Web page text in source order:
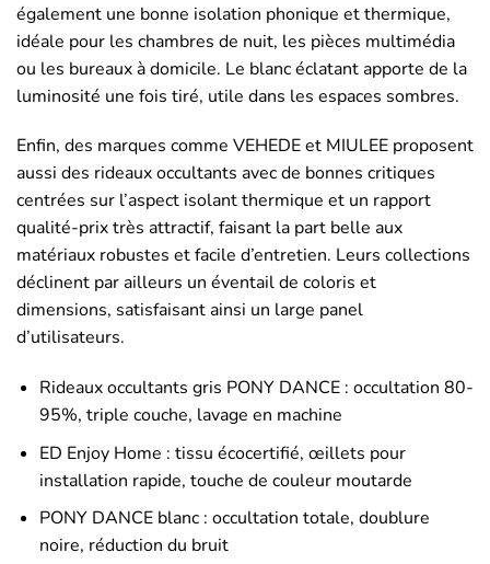
également une bonne isolation phonique et thermique,
idéale pour les chambres de nuit, les pièces multimédia
ou les bureaux à domicile. Le blanc éclatant apporte de la
luminosité une fois tiré, utile dans les espaces sombres.
Enfin, des marques comme VEHEDE et MIULEE proposent
aussi des rideaux occultants avec de bonnes critiques
centrées sur l’aspect isolant thermique et un rapport
qualité-prix très attractif, faisant la part belle aux
matériaux robustes et facile d’entretien. Leurs collections
déclinent par ailleurs un éventail de coloris et
dimensions, satisfaisant ainsi un large panel
d’utilisateurs.
Rideaux occultants gris PONY DANCE : occultation 80-
95%, triple couche, lavage en machine
ED Enjoy Home : tissu écocertifié, œillets pour
installation rapide, touche de couleur moutarde
PONY DANCE blanc : occultation totale, doublure
noire, réduction du bruit